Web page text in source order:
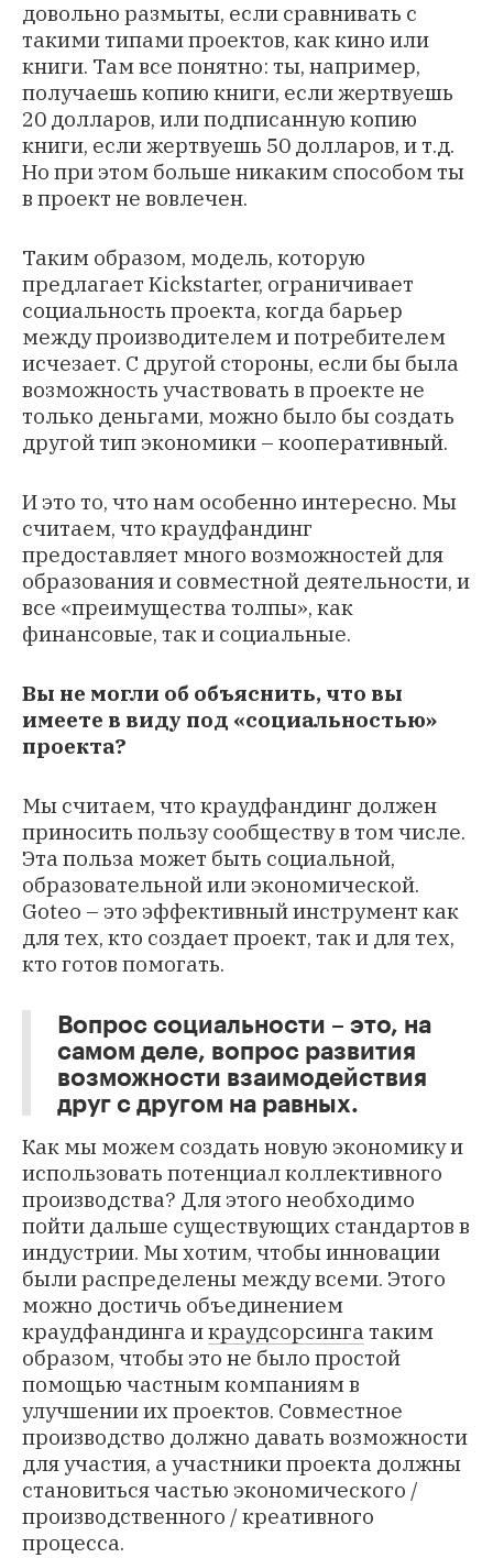
довольно размыты, если сравнивать с
такими типами проектов, как кино или
книги. Там все понятно: ты, например,
получаешь копию книги, если жертвуешь
20 долларов, или подписанную копию
книги, если жертвуешь 50 долларов, и т.д.
Но при этом больше никаким способом ты
в проект не вовлечен.
Таким образом, модель, которую
предлагает Kickstarter, ограничивает
социальность проекта, когда барьер
между производителем и потребителем
исчезает. С другой стороны, если бы была
возможность участвовать в проекте не
только деньгами, можно было бы создать
другой тип экономики – кооперативный.
И это то, что нам особенно интересно. Мы
считаем, что краудфандинг
предоставляет много возможностей для
образования и совместной деятельности, и
все «преимущества толпы», как
финансовые, так и социальные.
Вы не могли об объяснить, что вы
имеете в виду под «социальностью»
проекта?
Мы считаем, что краудфандинг должен
приносить пользу сообществу в том числе.
Эта польза может быть социальной,
образовательной или экономической.
Goteo – это эффективный инструмент как
для тех, кто создает проект, так и для тех,
кто готов помогать.
Вопрос социальности – это, на
самом деле, вопрос развития
возможности взаимодействия
друг с другом на равных.
Как мы можем создать новую экономику и
использовать потенциал коллективного
производства? Для этого необходимо
пойти дальше существующих стандартов в
индустрии. Мы хотим, чтобы инновации
были распределены между всеми. Этого
можно достичь объединением
краудфандинга икраудсорсингатаким
образом, чтобы это не было простой
помощью частным компаниям в
улучшении их проектов. Совместное
производство должно давать возможности
для участия, а участники проекта должны
становиться частью экономического /
производственного / креативного
процесса.